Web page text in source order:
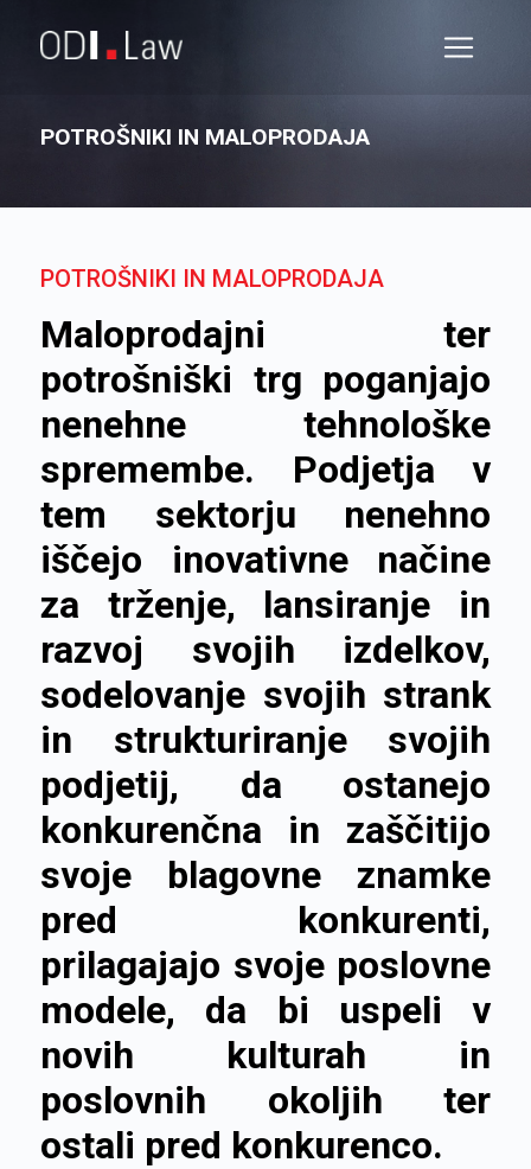
POTROŠNIKI IN MALOPRODAJA
POTROŠNIKI IN MALOPRODAJA
Maloprodajni ter
potrošniški trg poganjajo
nenehne tehnološke
spremembe. Podjetja v
tem sektorju nenehno
iščejo inovativne načine
za trženje, lansiranje in
razvoj svojih izdelkov,
sodelovanje svojih strank
in strukturiranje svojih
podjetij, da ostanejo
konkurenčna in zaščitijo
svoje blagovne znamke
pred konkurenti,
prilagajajo svoje poslovne
modele, da bi uspeli v
novih kulturah in
poslovnih okoljih ter
ostali pred konkurenco.